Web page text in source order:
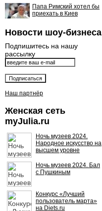
Папа Римский хотел бы
приехать в Киев
Новости шоу-бизнеса
Подпишитесь на нашу
рассылку
Наш партнёр
Женская сеть
myJulia.ru
Ночь музеев 2024.
Народное искусство на
высшем уровне
Ночь музеев 2024. Бал
с Пушкиным
Конкурс «Лучший
пользователь марта»
на Diets.ru